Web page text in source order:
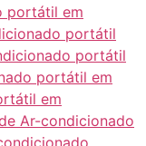
portátil em
portátil
portátil
portátil em
em
Ar-condicionado